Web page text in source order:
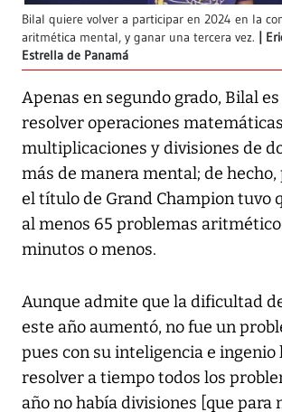
Bilal quiere volver a participar en 2024 en la
aritmética mental, y ganar una tercera vez.
Estrella de Panamá
Apenas en segundo grado, Bilal
resolver operaciones
multiplicaciones y divisiones de
más de manera mental; de
el título de Grand Champion tuvo
al menos 65 problemas
minutos o menos.
Aunque admite que la dificultad
este año aumentó, no fue un
pues con su inteligencia e ingenio
resolver a tiempo todos los
año no había divisiones [que para